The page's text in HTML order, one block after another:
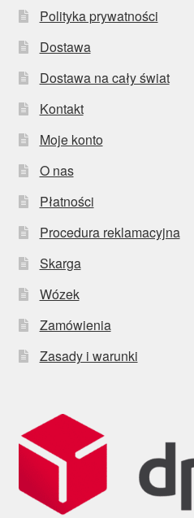
Polityka prywatności
Dostawa
Dostawa na cały świat
Kontakt
Moje konto
O nas
Płatności
Procedura reklamacyjna
Skarga
Wózek
Zamówienia
Zasady i warunki